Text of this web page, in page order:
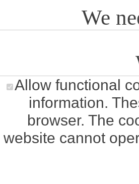
We
Allow functional
information.
browser. The
website cannot